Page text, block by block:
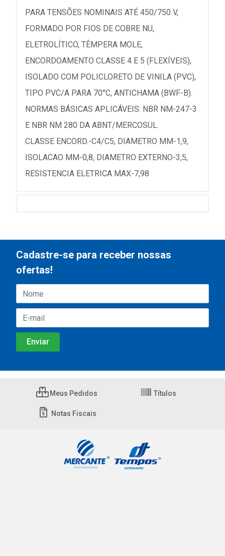
PARA TENSÕES NOMINAIS ATÉ 450/750 V,
FORMADO POR FIOS DE COBRE NU,
ELETROLÍTICO, TÊMPERA MOLE,
ENCORDOAMENTO CLASSE 4 E 5 (FLEXÍVEIS),
ISOLADO COM POLICLORETO DE VINILA (PVC),
TIPO PVC/A PARA 70°C, ANTICHAMA (BWF-B).
NORMAS BÁSICAS APLICÁVEIS: NBR NM-247-3
E NBR NM 280 DA ABNT/MERCOSUL.
CLASSE ENCORD.-C4/C5, DIAMETRO MM-1,9,
ISOLACAO MM-0,8, DIAMETRO EXTERNO-3,5,
RESISTENCIA ELETRICA MAX-7,98
Cadastre-se para receber nossas
ofertas!
Meus Pedidos Títulos
Notas Fiscais